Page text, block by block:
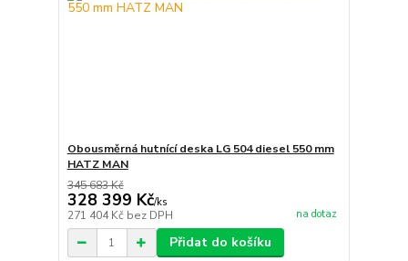
Obousměrná hutnící deska LG 504 diesel 550 mm
HATZ MAN
345 683 Kč
328 399 Kč/ks
271 404 Kč bez DPH na dotaz
Přidat do košíku